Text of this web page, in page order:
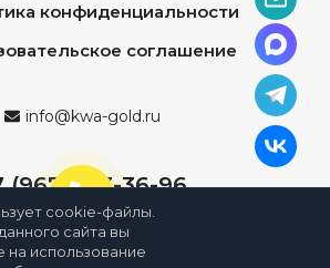
конфиденциальности
соглашение
info@kwa-gold.ru
(967) 013-36-96
cookie-файлы.
сайта вы
на использование